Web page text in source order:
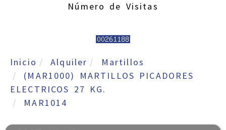
Número de Visitas
Inicio Alquiler
Martillos
(MAR1000) MARTILLOS PICADORES
ELECTRICOS 27 KG.
MAR1014